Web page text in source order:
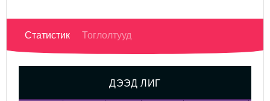
Статистик Тоглолтууд
ДЭЭД ЛИГ